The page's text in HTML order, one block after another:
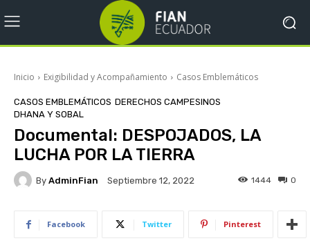
Inicio Exigibilidad y Acompañamiento Casos Emblemáticos
CASOS EMBLEMÁTICOS DERECHOS CAMPESINOS
DHANA Y SOBAL
Documental: DESPOJADOS, LA
LUCHA POR LA TIERRA
By AdminFian Septiembre 12, 2022 0
1444
Facebook Twitter Pinterest